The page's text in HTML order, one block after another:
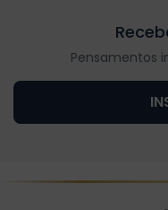
Pensamentos